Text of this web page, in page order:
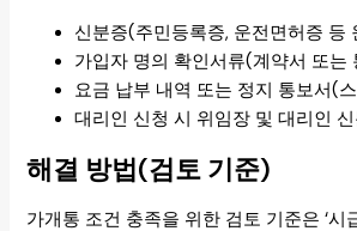
신분증(주민등록증, 운전면허증 등
가입자 명의 확인서류(계약서 또는
요금 납부 내역 또는 정지 통보서(
대리인 신청 시 위임장 및 대리인
해결 방법(검토 기준)
가개통 조건 충족을 위한 검토 기준은 ‘시급